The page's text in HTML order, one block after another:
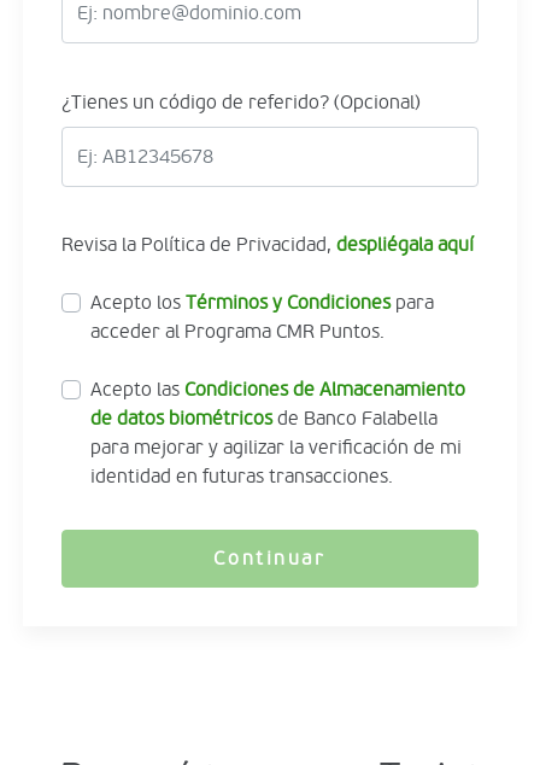
¿Tienes un código de referido? (Opcional)
Revisa la Política de Privacidad, despliégala aquí
Acepto los Términos y Condicionespara
acceder al Programa CMR Puntos.
Acepto lasCondiciones de Almacenamiento
de datos biométricosde Banco Falabella
para mejorar y agilizar la verificación de mi
identidad en futuras transacciones.
Continuar